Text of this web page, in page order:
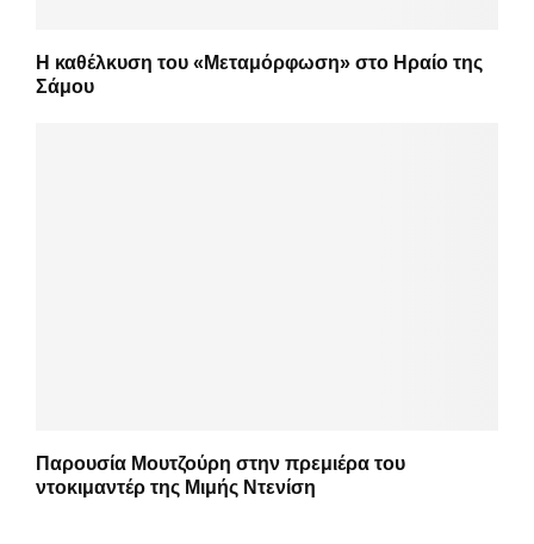
Η καθέλκυση του «Μεταμόρφωση» στο Ηραίο της
Σάμου
Παρουσία Μουτζούρη στην πρεμιέρα του
ντοκιμαντέρ της Μιμής Ντενίση